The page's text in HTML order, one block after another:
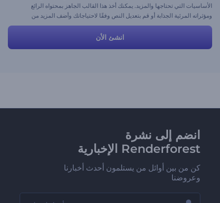
الأساسيات التي تحتاجها والمزيد. يمكنك أخذ هذا القالب الجاهز بمحتواه الرائع
ومؤثراته المرئية الجذابة أو قم بتعديل النص وفقًا لاحتياجاتك وأضف المزيد من
المناظر والأفكار لإعطاء شعور مبهر.
انشئ الأن
انضم إلى نشرة
Renderforest الإخبارية
كن من بين أوائل من يستلمون أحدث أخبارنا
وعروضنا